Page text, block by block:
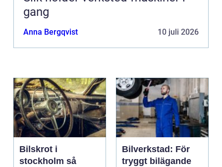
gang
Anna Bergqvist 10 juli 2026
Bilskrot i
stockholm så
Bilverkstad: För
tryggt bilägande